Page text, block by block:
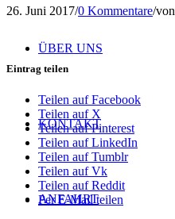
ÜBER UNS
KONTAKT
ANFAHRT
26. Juni 2017/0 Kommentare/von
Eintrag teilen
Teilen auf Facebook
Teilen auf X
Teilen auf Pinterest
Teilen auf LinkedIn
Teilen auf Tumblr
Teilen auf Vk
Teilen auf Reddit
Per E-Mail teilen